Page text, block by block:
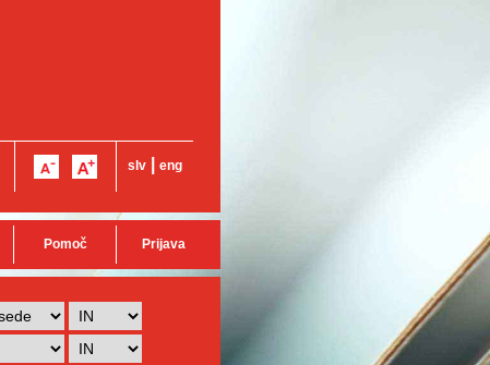
slv eng
Pomoč Prijava